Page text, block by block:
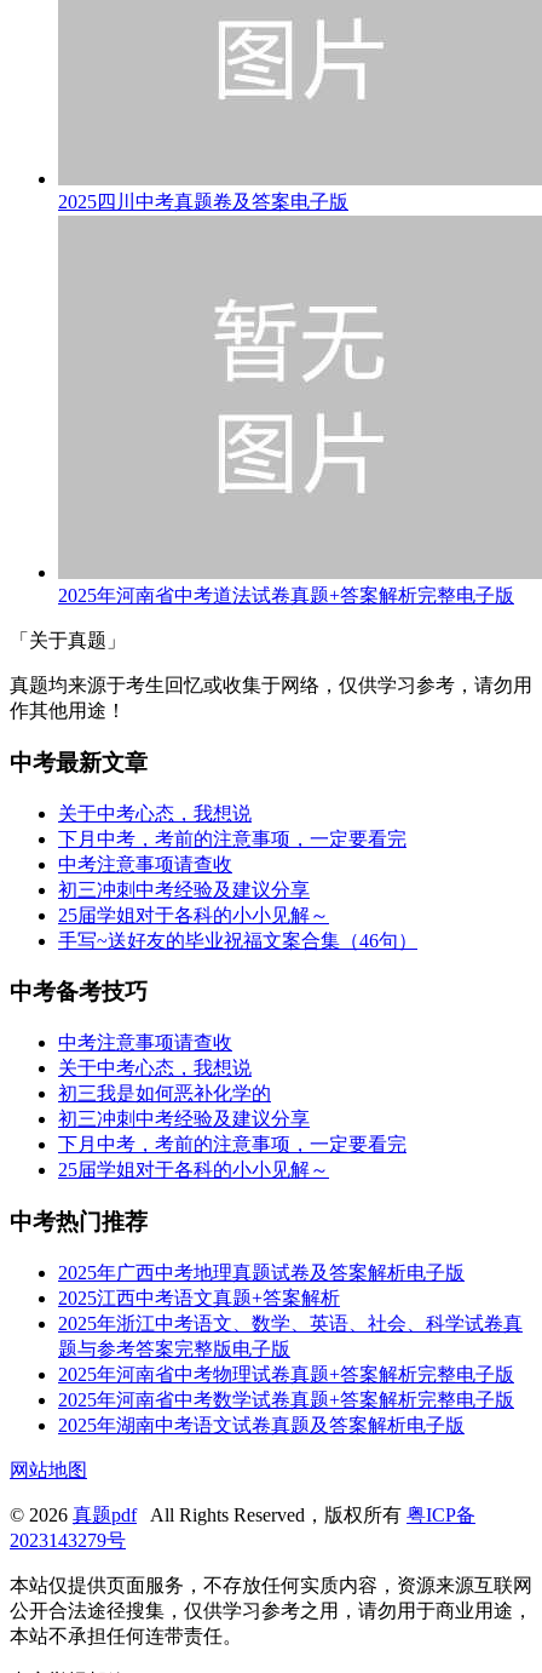
2025四川中考真题卷及答案电子版
2025年河南省中考道法试卷真题+答案解析完整电子版
「关于真题」
真题均来源于考生回忆或收集于网络，仅供学习参考，请勿用
作其他用途！
中考最新文章
关于中考心态，我想说
下月中考，考前的注意事项，一定要看完
中考注意事项请查收
初三冲刺中考经验及建议分享
25届学姐对于各科的小小见解～
手写~送好友的毕业祝福文案合集（46句）
中考备考技巧
中考注意事项请查收
关于中考心态，我想说
初三我是如何恶补化学的
初三冲刺中考经验及建议分享
下月中考，考前的注意事项，一定要看完
25届学姐对于各科的小小见解～
中考热门推荐
2025年广西中考地理真题试卷及答案解析电子版
2025江西中考语文真题+答案解析
2025年浙江中考语文、数学、英语、社会、科学试卷真
题与参考答案完整版电子版
2025年河南省中考物理试卷真题+答案解析完整电子版
2025年河南省中考数学试卷真题+答案解析完整电子版
2025年湖南中考语文试卷真题及答案解析电子版
网站地图
© 2026 真题pdfAll Rights Reserved，版权所有 粤ICP备
2023143279号
本站仅提供页面服务，不存放任何实质内容，资源来源互联网
公开合法途径搜集，仅供学习参考之用，请勿用于商业用途，
本站不承担任何连带责任。